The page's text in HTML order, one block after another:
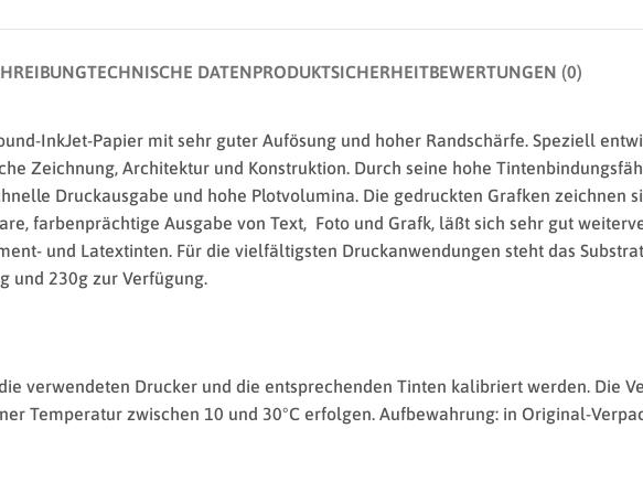
TECHNISCHE DATENPRODUKTSICHERHEITBEWERTUNGEN (0)
InkJet-Papier mit sehr guter Aufösung und hoher Randschärfe. Speziell
Zeichnung, Architektur und Konstruktion. Durch seine hohe
Druckausgabe und hohe Plotvolumina. Die gedruckten Grafken zeichnen
farbenprächtige Ausgabe von Text, Foto und Grafk, läßt sich sehr gut
und Latextinten. Für die vielfältigsten Druckanwendungen steht das
und 230g zur Verfügung.
verwendeten Drucker und die entsprechenden Tinten kalibriert werden. Die
Temperatur zwischen 10 und 30°C erfolgen. Aufbewahrung: in Original-